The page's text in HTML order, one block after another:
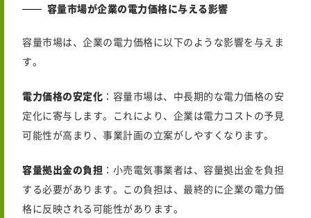
容量市場が企業の電力価格に与える影響
容量市場は、企業の電力価格に以下のような影響を与えま
す。
電力価格の安定化 ：容量市場は、中長期的な電力価格の安
定化に寄与します。これにより、企業は電力コストの予見
可能性が高まり、事業計画の立案がしやすくなります。
容量拠出金の負担 ：小売電気事業者は、容量拠出金を負担
する必要があります。この負担は、最終的に企業の電力価
格に反映される可能性があります。